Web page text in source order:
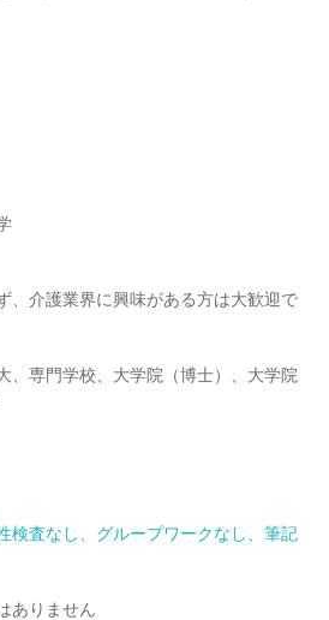
、介護業界に興味がある方は大歓迎で
、専門学校、大学院（博士）、大学院
検査なし、グループワークなし、筆記
ありません